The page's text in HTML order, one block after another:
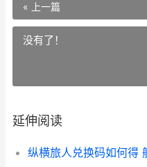
« 上一篇
没有了！
延伸阅读
纵横旅人兑换码如何得